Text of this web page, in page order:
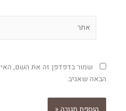
שמור בדפדפן זה את השם,
הבאה שאגיב.